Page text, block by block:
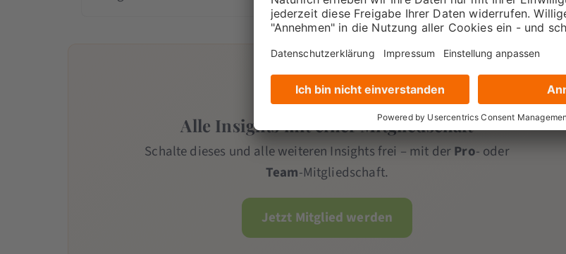
Alle Insights mit einer Mitgliedschaft
Schalte dieses und alle weiteren Insights frei – mit derPro- oder
Team-Mitgliedschaft.
Jetzt Mitglied werden